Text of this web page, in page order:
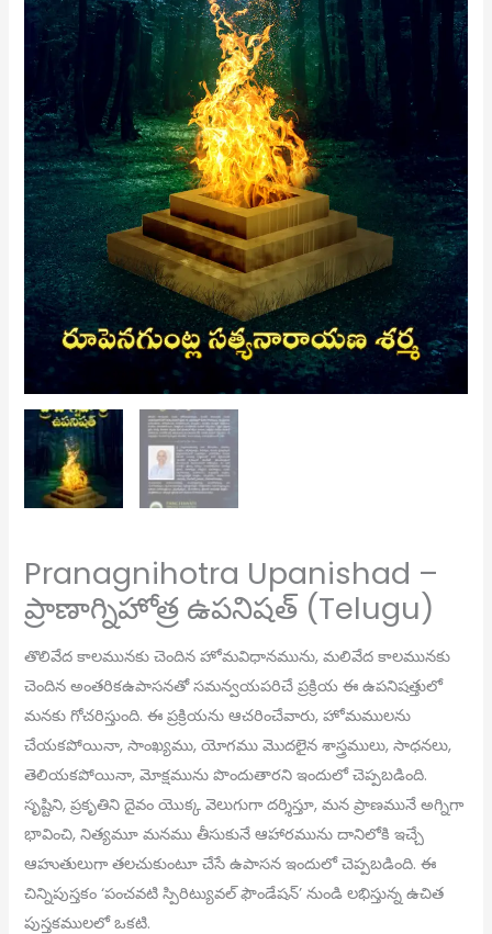
Pranagnihotra Upanishad –
ప్రాణాగ్నిహోత్ర ఉపనిషత్ (Telugu)
తొలివేద కాలమునకు చెందిన హోమవిధానమును, మలివేద కాలమునకు
చెందిన అంతరికఉపాసనతో సమన్వయపరిచే ప్రక్రియ ఈ ఉపనిషత్తులో
మనకు గోచరిస్తుంది. ఈ ప్రక్రియను ఆచరించేవారు, హోమములను
చేయకపోయినా, సాంఖ్యము, యోగము మొదలైన శాస్త్రములు, సాధనలు,
తెలియకపోయినా, మోక్షమును పొందుతారని ఇందులో చెప్పబడింది.
సృష్టిని, ప్రకృతిని దైవం యొక్క వెలుగుగా దర్శిస్తూ, మన ప్రాణమునే అగ్నిగా
భావించి, నిత్యమూ మనము తీసుకునే ఆహారమును దానిలోకి ఇచ్చే
ఆహుతులుగా తలచుకుంటూ చేసే ఉపాసన ఇందులో చెప్పబడింది. ఈ
చిన్నిపుస్తకం ‘పంచవటి స్పిరిట్యువల్ ఫౌండేషన్’ నుండి లభిస్తున్న ఉచిత
పుస్తకములలో ఒకటి.